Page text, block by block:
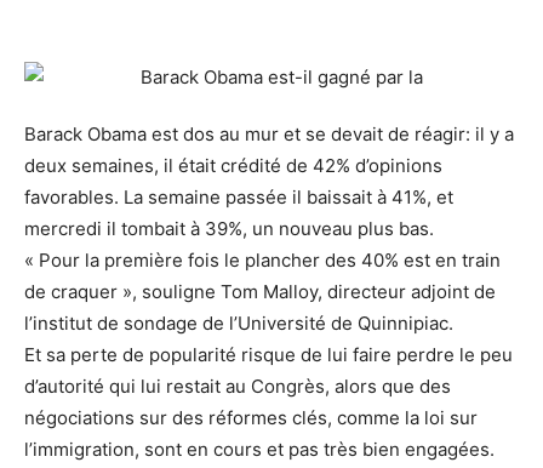
Barack Obama est dos au mur et se devait de réagir: il y a
deux semaines, il était crédité de 42% d’opinions
favorables. La semaine passée il baissait à 41%, et
mercredi il tombait à 39%, un nouveau plus bas.
« Pour la première fois le plancher des 40% est en train
de craquer », souligne Tom Malloy, directeur adjoint de
l’institut de sondage de l’Université de Quinnipiac.
Et sa perte de popularité risque de lui faire perdre le peu
d’autorité qui lui restait au Congrès, alors que des
négociations sur des réformes clés, comme la loi sur
l’immigration, sont en cours et pas très bien engagées.